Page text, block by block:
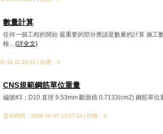
數量計算
任何一個工程的開始 最重要的部分應該是數量的計算 施工
檢... (詳全文)
16 21:16:12 | 回應：0
CNS規範鋼筋單位重量
編號#3；D10 直徑 9.53mm 斷面積 0.7133(cm2) 鋼筋單位
發表時間：2008-05-07 19:57:14 | 回應：0